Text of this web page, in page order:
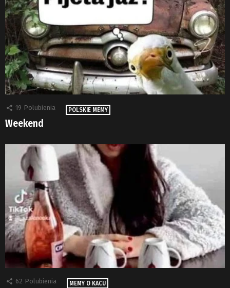
19 Polubienia POLSKIE MEMY
Weekend
62 Polubienia MEMY O KACU